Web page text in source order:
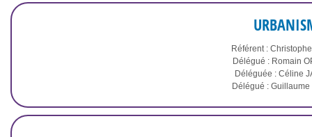
Référent :
Délégué : Romain
Déléguée : Céline
Délégué : Guillaume